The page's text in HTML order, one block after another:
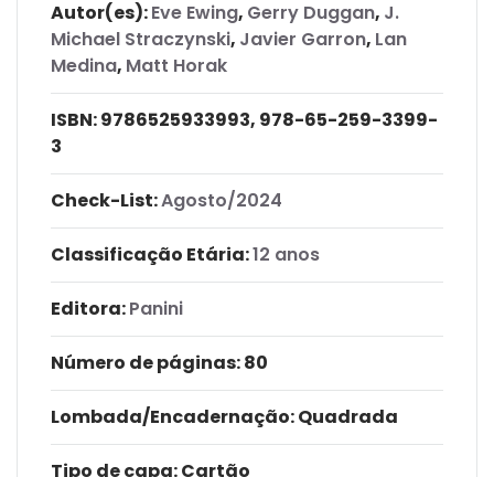
Autor(es):Eve Ewing, Gerry Duggan, J.
Michael Straczynski, Javier Garron, Lan
Medina, Matt Horak
ISBN:9786525933993, 978-65-259-3399-
3
Check-List:Agosto/2024
Classificação Etária:12 anos
Editora:Panini
Número de páginas: 80
Lombada/Encadernação: Quadrada
Tipo de capa:Cartão